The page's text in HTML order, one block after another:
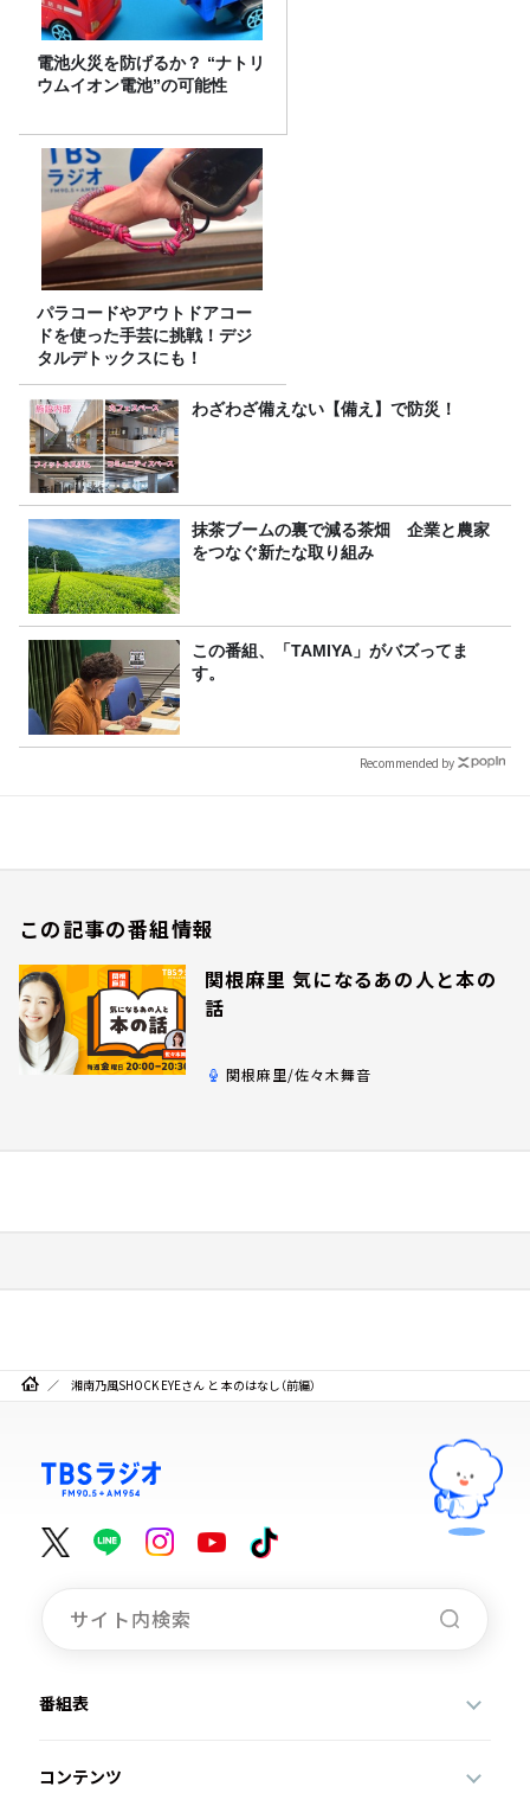
電池火災を防げるか？ “ナトリ
ウムイオン電池”の可能性
パラコードやアウトドアコー
ドを使った手芸に挑戦！デジ
タルデトックスにも！
わざわざ備えない【備え】で防災！
抹茶ブームの裏で減る茶畑 企業と農家
をつなぐ新たな取り組み
この番組、「TAMIYA」がバズってま
す。
Recommended by
この記事の番組情報
関根麻里 気になるあの人と本の
話
関根麻里/佐々木舞音
湘南乃風SHOCK EYEさん と 本のはなし（前編）
番組表
コンテンツ